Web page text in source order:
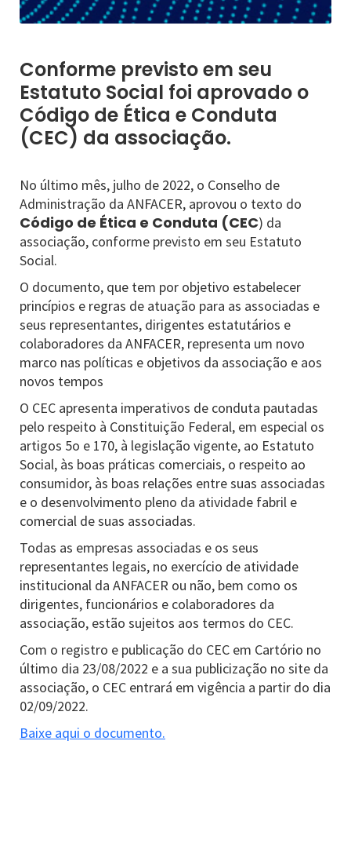
Conforme previsto em seu
Estatuto Social foi aprovado o
Código de Ética e Conduta
(CEC) da associação.
No último mês, julho de 2022, o Conselho de
Administração da ANFACER, aprovou o texto do
Código de Ética e Conduta (CEC) da
associação, conforme previsto em seu Estatuto
Social.
O documento, que tem por objetivo estabelecer
princípios e regras de atuação para as associadas e
seus representantes, dirigentes estatutários e
colaboradores da ANFACER, representa um novo
marco nas políticas e objetivos da associação e aos
novos tempos
O CEC apresenta imperativos de conduta pautadas
pelo respeito à Constituição Federal, em especial os
artigos 5o e 170, à legislação vigente, ao Estatuto
Social, às boas práticas comerciais, o respeito ao
consumidor, às boas relações entre suas associadas
e o desenvolvimento pleno da atividade fabril e
comercial de suas associadas.
Todas as empresas associadas e os seus
representantes legais, no exercício de atividade
institucional da ANFACER ou não, bem como os
dirigentes, funcionários e colaboradores da
associação, estão sujeitos aos termos do CEC.
Com o registro e publicação do CEC em Cartório no
último dia 23/08/2022 e a sua publicização no site da
associação, o CEC entrará em vigência a partir do dia
02/09/2022.
Baixe aqui o documento.